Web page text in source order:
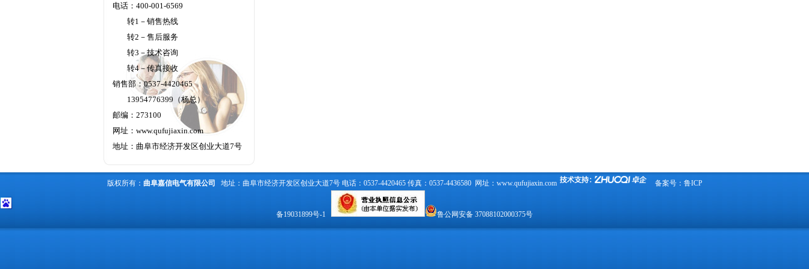
电话：400-001-6569
转1－销售热线
转2－售后服务
转3－技术咨询
转4－传真接收
销售部：0537-4420465
13954776399（杨总）
邮编：273100
网址： www.qufujiaxin.com
地址：曲阜市经济开发区创业大道7号
版权所有： 曲阜嘉信电气有限公司 地址：曲阜市经济开发区创业大道7号 电话：0537-4420465 传真：0537-4436580 网址： www.qufujiaxin.com 备案号： 鲁ICP
备19031899号-1 鲁公网安备 37088102000375号